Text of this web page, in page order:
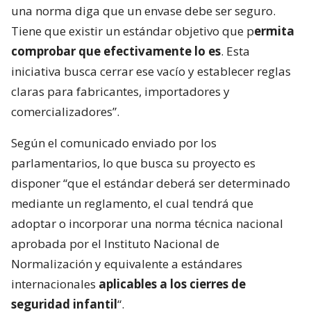
una norma diga que un envase debe ser seguro.
Tiene que existir un estándar objetivo que permita
comprobar que efectivamente lo es. Esta
iniciativa busca cerrar ese vacío y establecer reglas
claras para fabricantes, importadores y
comercializadores”.
Según el comunicado enviado por los
parlamentarios, lo que busca su proyecto es
disponer “que el estándar deberá ser determinado
mediante un reglamento, el cual tendrá que
adoptar o incorporar una norma técnica nacional
aprobada por el Instituto Nacional de
Normalización y equivalente a estándares
internacionales aplicables a los cierres de
seguridad infantil“.